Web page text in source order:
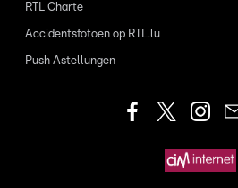
RTL Charte
Accidentsfotoen op RTL.lu
Push Astellungen